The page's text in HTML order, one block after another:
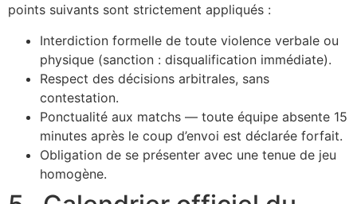
points suivants sont strictement appliqués :
Interdiction formelle de toute violence verbale ou
physique (sanction : disqualification immédiate).
Respect des décisions arbitrales, sans
contestation.
Ponctualité aux matchs — toute équipe absente 15
minutes après le coup d’envoi est déclarée forfait.
Obligation de se présenter avec une tenue de jeu
homogène.